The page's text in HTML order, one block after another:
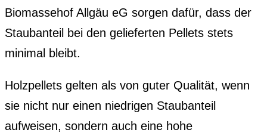
Biomassehof Allgäu eG sorgen dafür, dass der
Staubanteil bei den gelieferten Pellets stets
minimal bleibt.
Holzpellets gelten als von guter Qualität, wenn
sie nicht nur einen niedrigen Staubanteil
aufweisen, sondern auch eine hohe